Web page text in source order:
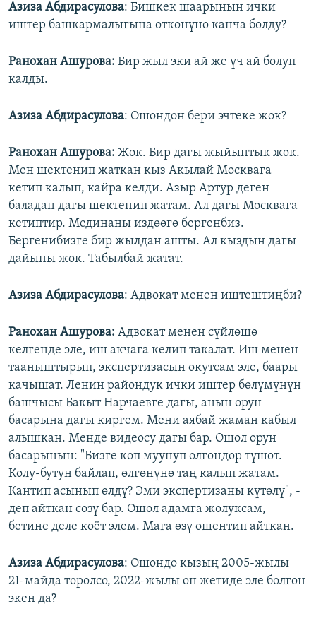
Азиза Абдирасулова: Бишкек шаарынын ички
иштер башкармалыгына өткөнүнө канча болду?
Ранохан Ашурова: Бир жыл эки ай же үч ай болуп
калды.
Азиза Абдирасулова: Ошондон бери эчтеке жок?
Ранохан Ашурова: Жок. Бир дагы жыйынтык жок.
Мен шектенип жаткан кыз Акылай Москвага
кетип калып, кайра келди. Азыр Артур деген
баладан дагы шектенип жатам. Ал дагы Москвага
кетиптир. Мединаны издөөгө бергенбиз.
Бергенибизге бир жылдан ашты. Ал кыздын дагы
дайыны жок. Табылбай жатат.
Азиза Абдирасулова: Адвокат менен иштештиңби?
Ранохан Ашурова: Адвокат менен сүйлөшө
келгенде эле, иш акчага келип такалат. Иш менен
тааныштырып, экспертизасын окутсам эле, баары
качышат. Ленин райондук ички иштер бөлүмүнүн
башчысы Бакыт Нарчаевге дагы, анын орун
басарына дагы киргем. Мени аябай жаман кабыл
алышкан. Менде видеосу дагы бар. Ошол орун
басарынын: "Бизге көп муунуп өлгөндөр түшөт.
Колу-бутун байлап, өлгөнүнө таң калып жатам.
Кантип асынып өлдү? Эми экспертизаны күтөлү", -
деп айткан сөзү бар. Ошол адамга жолуксам,
бетине деле коёт элем. Мага өзү ошентип айткан.
Азиза Абдирасулова: Ошондо кызың 2005-жылы
21-майда төрөлсө, 2022-жылы он жетиде эле болгон
экен да?